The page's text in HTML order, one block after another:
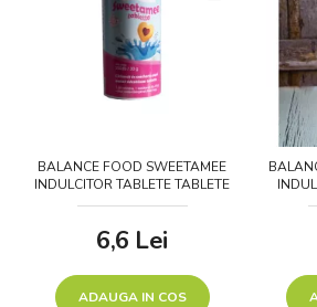
BALANCE FOOD SWEETAMEE
INDULCITOR TABLETE TABLETE
500 BUCATI
6,6 Lei
ADAUGA IN COS